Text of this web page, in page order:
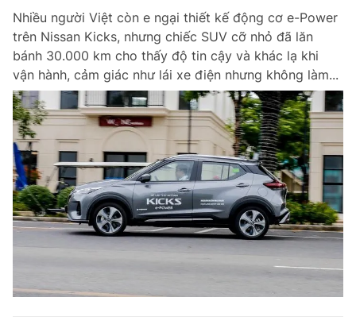
Nhiều người Việt còn e ngại thiết kế động cơ e-Power
trên Nissan Kicks, nhưng chiếc SUV cỡ nhỏ đã lăn
bánh 30.000 km cho thấy độ tin cậy và khác lạ khi
vận hành, cảm giác như lái xe điện nhưng không làm...